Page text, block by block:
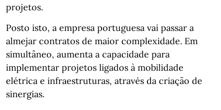
projetos.
Posto isto, a empresa portuguesa vai passar a
almejar contratos de maior complexidade. Em
simultâneo, aumenta a capacidade para
implementar projetos ligados à mobilidade
elétrica e infraestruturas, através da criação de
sinergias.